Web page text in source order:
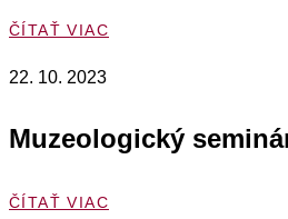
ČÍTAŤ VIAC
22. 10. 2023
Muzeologický
ČÍTAŤ VIAC